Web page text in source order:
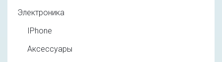
Электроника
IPhone
Аксессуары